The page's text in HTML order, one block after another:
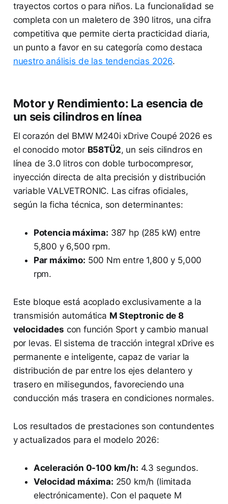
trayectos cortos o para niños. La funcionalidad se
completa con un maletero de 390 litros, una cifra
competitiva que permite cierta practicidad diaria,
un punto a favor en su categoría como destaca
nuestro análisis de las tendencias 2026.
Motor y Rendimiento: La esencia de
un seis cilindros en línea
El corazón del BMW M240i xDrive Coupé 2026 es
el conocido motor B58TÜ2, un seis cilindros en
línea de 3.0 litros con doble turbocompresor,
inyección directa de alta precisión y distribución
variable VALVETRONIC. Las cifras oficiales,
según la ficha técnica, son determinantes:
Potencia máxima: 387 hp (285 kW) entre
5,800 y 6,500 rpm.
Par máximo: 500 Nm entre 1,800 y 5,000
rpm.
Este bloque está acoplado exclusivamente a la
transmisión automática M Steptronic de 8
velocidades con función Sport y cambio manual
por levas. El sistema de tracción integral xDrive es
permanente e inteligente, capaz de variar la
distribución de par entre los ejes delantero y
trasero en milisegundos, favoreciendo una
conducción más trasera en condiciones normales.
Los resultados de prestaciones son contundentes
y actualizados para el modelo 2026:
Aceleración 0-100 km/h: 4.3 segundos.
Velocidad máxima: 250 km/h (limitada
electrónicamente). Con el paquete M